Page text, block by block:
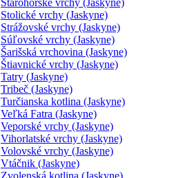
Stolické vrchy (Jaskyne)
Strážovské vrchy (Jaskyne)
Súľovské vrchy (Jaskyne)
Šarišská vrchovina (Jaskyne)
Štiavnické vrchy (Jaskyne)
Tatry (Jaskyne)
Tribeč (Jaskyne)
Turčianska kotlina (Jaskyne)
Veľká Fatra (Jaskyne)
Veporské vrchy (Jaskyne)
Vihorlatské vrchy (Jaskyne)
Volovské vrchy (Jaskyne)
Vtáčnik (Jaskyne)
Zvolenská kotlina (Jaskyne)